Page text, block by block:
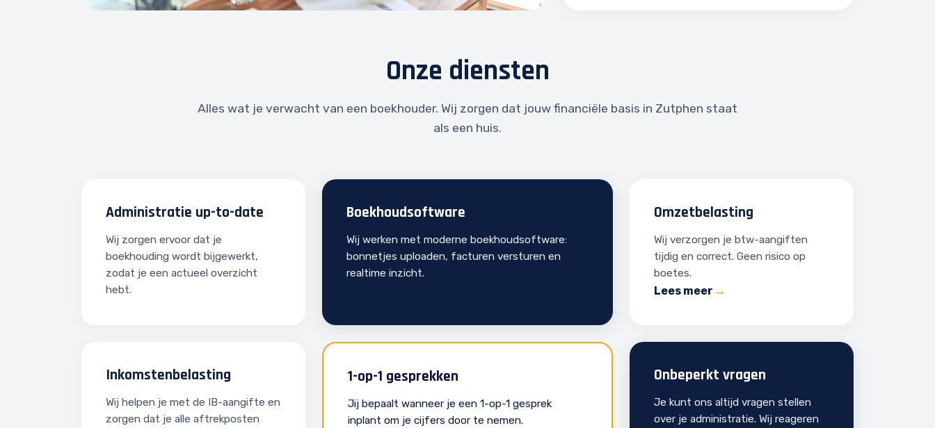
Onze diensten
Alles wat je verwacht van een boekhouder. Wij zorgen dat jouw financiële basis in Zutphen staat
als een huis.
Administratie up-to-date
Wij zorgen ervoor dat je
boekhouding wordt bijgewerkt,
zodat je een actueel overzicht
hebt.
Boekhoudsoftware
Wij werken met moderne boekhoudsoftware:
bonnetjes uploaden, facturen versturen en
realtime inzicht.
Omzetbelasting
Wij verzorgen je btw-aangiften
tijdig en correct. Geen risico op
boetes.
Lees meer
Inkomstenbelasting
Wij helpen je met de IB-aangifte en
zorgen dat je alle aftrekposten
1-op-1 gesprekken
Jij bepaalt wanneer je een 1-op-1 gesprek
inplant om je cijfers door te nemen.
Onbeperkt vragen
Je kunt ons altijd vragen stellen
over je administratie. Wij reageren